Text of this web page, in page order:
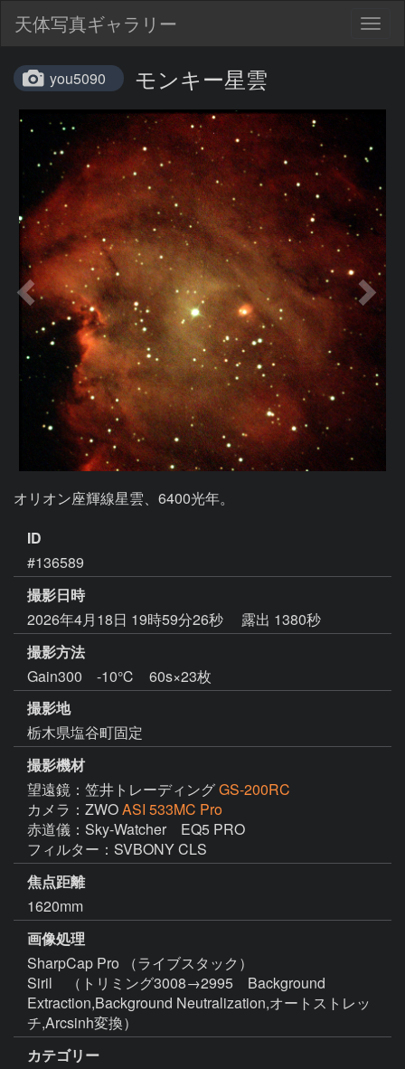
天体写真ギャラリー
you5090 モンキー星雲
オリオン座輝線星雲、6400光年。
ID
#136589
撮影日時
2026年4月18日 19時59分26秒
露出 1380秒
撮影方法
Gain300 -10℃ 60s×23枚
撮影地
栃木県塩谷町固定
撮影機材
望遠鏡：笠井トレーディングGS-200RC
カメラ：ZWOASI 533MC Pro
赤道儀：Sky-Watcher　EQ5 PRO
フィルター：SVBONY CLS
焦点距離
1620mm
画像処理
SharpCap Pro （ライブスタック）
Siril　（トリミング3008→2995　Background
Extraction,Background Neutralization,オートストレッ
チ,Arcsinh変換）
カテゴリー